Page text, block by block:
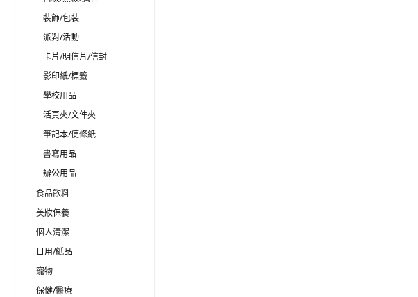
裝飾/包裝
派對/活動
卡片/明信片/信封
影印紙/標籤
學校用品
活頁夾/文件夾
筆記本/便條紙
書寫用品
辦公用品
食品飲料
美妝保養
個人清潔
日用/紙品
寵物
保健/醫療